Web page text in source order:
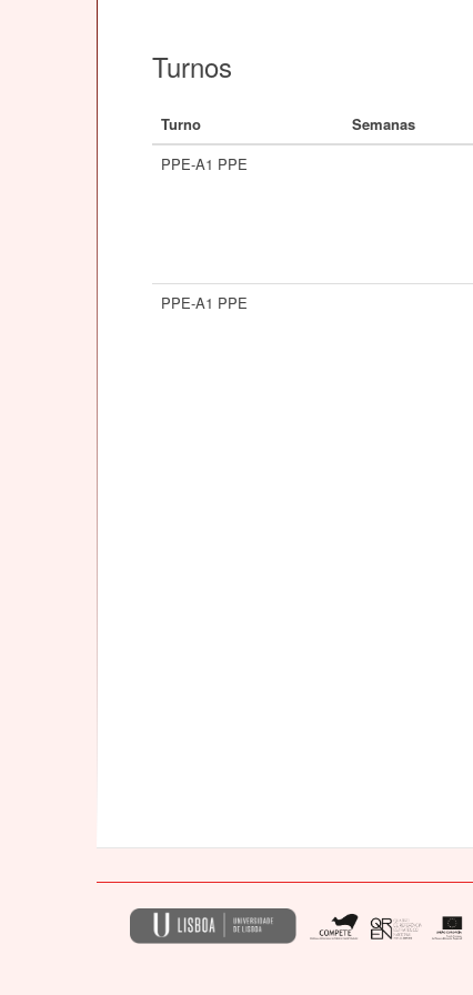
Turnos
Turno Semanas
PPE-A1 PPE
PPE-A1 PPE